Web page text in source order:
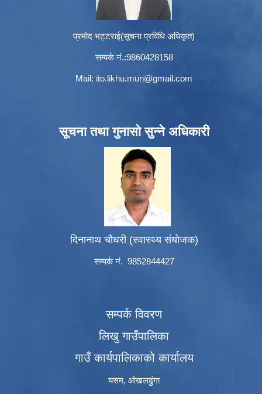
प्रमोद भट्टराई(सूचना प्रविधि अधिकृत)
सम्पर्क नं.:9860428158
Mail: ito.likhu.mun@gmail.com
सूचना तथा गुनासो सुन्ने अधिकारी
दिनानाथ चौधरी (स्वास्थ्य संयोजक)
सम्पर्क नं. 9852844427
सम्पर्क विवरण
लिखु गाउँपालिका
गाउँ कार्यपालिकाको कार्यालय
यसम, ओखलढुंगा